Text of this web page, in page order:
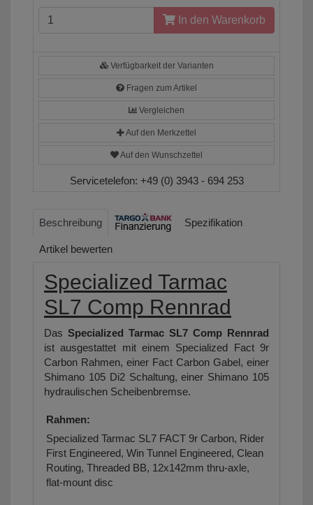
In den Warenkorb
Verfügbarkeit der Varianten
Fragen zum Artikel
Vergleichen
Auf den Merkzettel
Auf den Wunschzettel
Servicetelefon: +49 (0) 3943 - 694 253
Beschreibung Spezifikation
Artikel bewerten
Specialized Tarmac
SL7 Comp Rennrad
Das Specialized Tarmac SL7 Comp Rennrad
ist ausgestattet mit einem Specialized Fact 9r
Carbon Rahmen, einer Fact Carbon Gabel, einer
Shimano 105 Di2 Schaltung, einer Shimano 105
hydraulischen Scheibenbremse.
Rahmen:
Specialized Tarmac SL7 FACT 9r Carbon, Rider
First Engineered, Win Tunnel Engineered, Clean
Routing, Threaded BB, 12x142mm thru-axle,
flat-mount disc